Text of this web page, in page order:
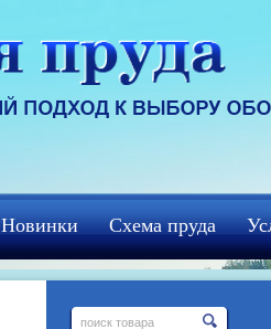
Новинки Схема пруда